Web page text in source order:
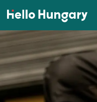
Ugrás a tartalomhoz